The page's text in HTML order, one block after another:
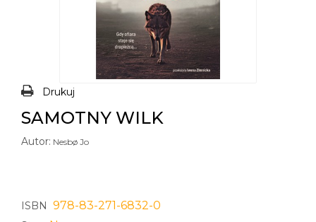
Drukuj
SAMOTNY WILK
Autor: Nesbø Jo
ISBN 978-83-271-6832-0